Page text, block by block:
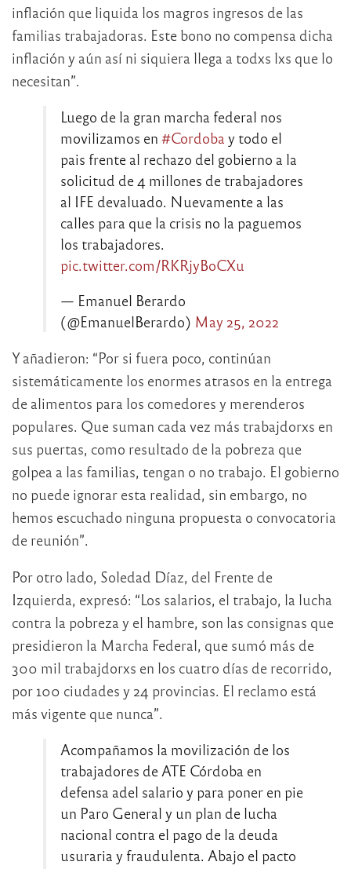
inflación que liquida los magros ingresos de las
familias trabajadoras. Este bono no compensa dicha
inflación y aún así ni siquiera llega a todxs lxs que lo
necesitan”.
Luego de la gran marcha federal nos
movilizamos en #Cordoba y todo el
pais frente al rechazo del gobierno a la
solicitud de 4 millones de trabajadores
al IFE devaluado. Nuevamente a las
calles para que la crisis no la paguemos
los trabajadores.
pic.twitter.com/RKRjyBoCXu
— Emanuel Berardo
(@EmanuelBerardo) May 25, 2022
Y añadieron: “Por si fuera poco, continúan
sistemáticamente los enormes atrasos en la entrega
de alimentos para los comedores y merenderos
populares. Que suman cada vez más trabajdorxs en
sus puertas, como resultado de la pobreza que
golpea a las familias, tengan o no trabajo. El gobierno
no puede ignorar esta realidad, sin embargo, no
hemos escuchado ninguna propuesta o convocatoria
de reunión”.
Por otro lado, Soledad Díaz, del Frente de
Izquierda, expresó: “Los salarios, el trabajo, la lucha
contra la pobreza y el hambre, son las consignas que
presidieron la Marcha Federal, que sumó más de
300 mil trabajdorxs en los cuatro días de recorrido,
por 100 ciudades y 24 provincias. El reclamo está
más vigente que nunca”.
Acompañamos la movilización de los
trabajadores de ATE Córdoba en
defensa adel salario y para poner en pie
un Paro General y un plan de lucha
nacional contra el pago de la deuda
usuraria y fraudulenta. Abajo el pacto